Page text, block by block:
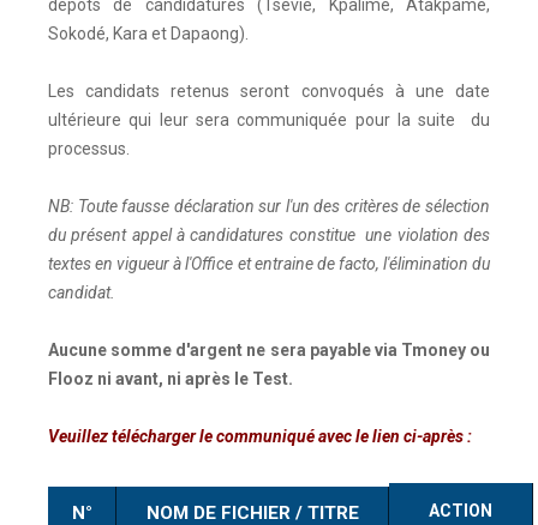
dépôts de candidatures (Tsévié, Kpalimé, Atakpamé,
Sokodé, Kara et Dapaong).
Les candidats retenus seront convoqués à une date
ultérieure qui leur sera communiquée pour la suite du
processus.
NB: Toute fausse déclaration sur l'un des critères de sélection
du présent appel à candidatures constitue une violation des
textes en vigueur à l'Office et entraine de facto, l'élimination du
candidat.
Aucune somme d'argent ne sera payable via Tmoney ou
Flooz ni avant, ni après le Test.
Veuillez télécharger le communiqué avec le lien ci-après :
N° NOM DE FICHIER / TITRE ACTION